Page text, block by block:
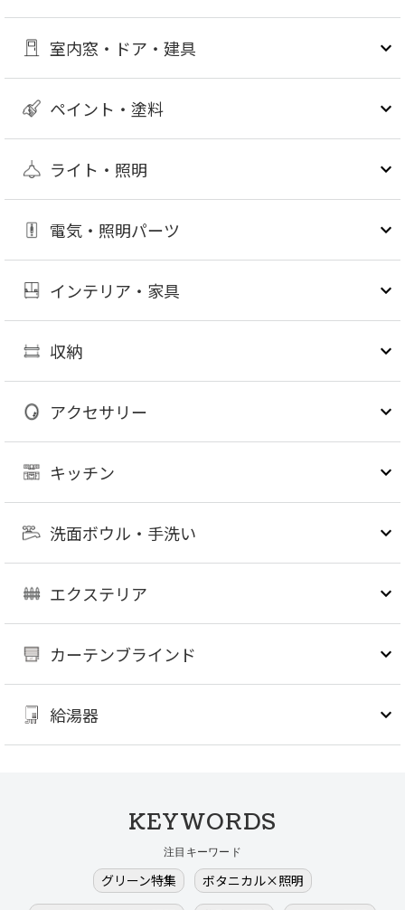
室内窓・ドア・建具
ペイント・塗料
ライト・照明
電気・照明パーツ
インテリア・家具
収納
アクセサリー
キッチン
洗面ボウル・手洗い
エクステリア
カーテンブラインド
給湯器
KEYWORDS
注目キーワード
グリーン特集
ボタニカル×照明